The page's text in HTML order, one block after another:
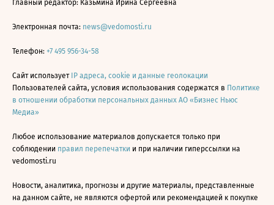
Главный редактор: Казьмина Ирина Сергеевна
Электронная почта: news@vedomosti.ru
Телефон: +7 495 956-34-58
Сайт использует IP адреса, cookie и данные геолокации
Пользователей сайта, условия использования содержатся в Политике
в отношении обработки персональных данных АО «Бизнес Ньюс
Медиа»
Любое использование материалов допускается только при
соблюдении правил перепечатки и при наличии гиперссылки на
vedomosti.ru
Новости, аналитика, прогнозы и другие материалы, представленные
на данном сайте, не являются офертой или рекомендацией к покупке